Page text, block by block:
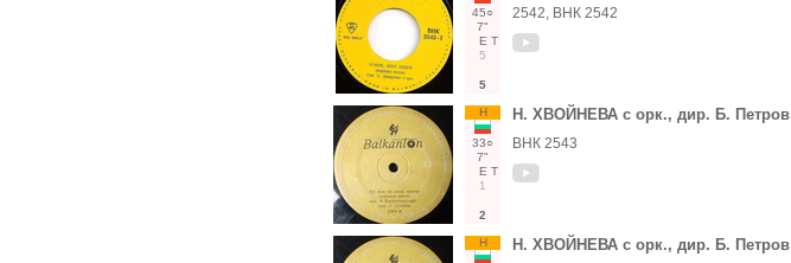
45○
7"
Е Т
5
5
2542, ВНК 2542
Н
33○
7"
Е Т
1
2
Н. ХВОЙНЕВА с орк., дир. Б. Петров
ВНК 2543
Н Н. ХВОЙНЕВА с орк., дир. Б. Петров